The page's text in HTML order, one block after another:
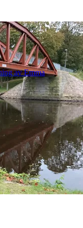
av Emma